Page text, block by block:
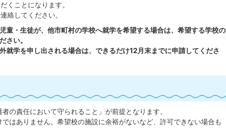
くことになります。
絡してください。
童・生徒が、他市町村の学校へ就学を希望する場合は、希望する学校の
さい。
就学を申し出される場合は、できるだけ12月末までに申請してくださ
の責任において守られること」が前提となります。
はありません。希望校の施設に余裕がないなど、許可できない場合も